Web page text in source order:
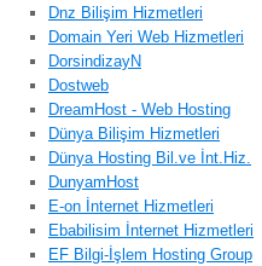
Dnz Bilişim Hizmetleri
Domain Yeri Web Hizmetleri
DorsindizayN
Dostweb
DreamHost - Web Hosting
Dünya Bilişim Hizmetleri
Dünya Hosting Bil.ve İnt.Hiz.
DunyamHost
E-on İnternet Hizmetleri
Ebabilisim İnternet Hizmetleri
EF Bilgi-İşlem Hosting Group